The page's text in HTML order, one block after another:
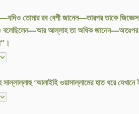
তোমার রব বেশী জানেন—তারপর তাকে
বলেছিলেন—আর আল্লাহ তা অধিক জানেন—অতঃপর
‘আলাইহি ওয়াসাল্লামের হাত ধরে